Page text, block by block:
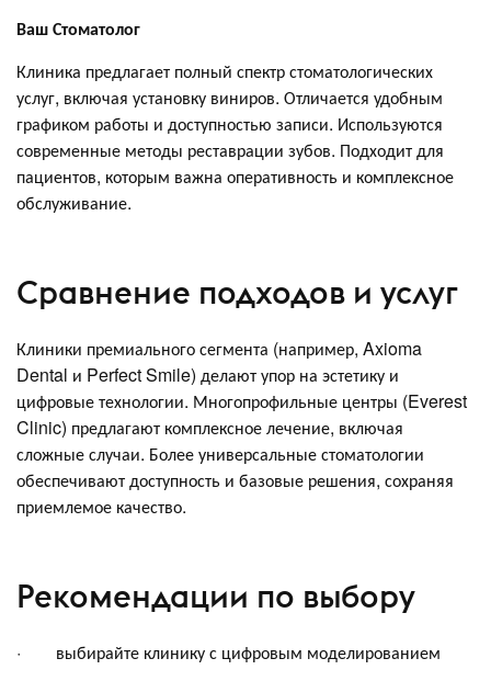
Ваш Стоматолог
Клиника предлагает полный спектр стоматологических
услуг, включая установку виниров. Отличается удобным
графиком работы и доступностью записи. Используются
современные методы реставрации зубов. Подходит для
пациентов, которым важна оперативность и комплексное
обслуживание.
Сравнение подходов и услуг
Клиники премиального сегмента (например, Axioma
Dental и Perfect Smile) делают упор на эстетику и
цифровые технологии. Многопрофильные центры (Everest
Clinic) предлагают комплексное лечение, включая
сложные случаи. Более универсальные стоматологии
обеспечивают доступность и базовые решения, сохраняя
приемлемое качество.
Рекомендации по выбору
· выбирайте клинику с цифровым моделированием